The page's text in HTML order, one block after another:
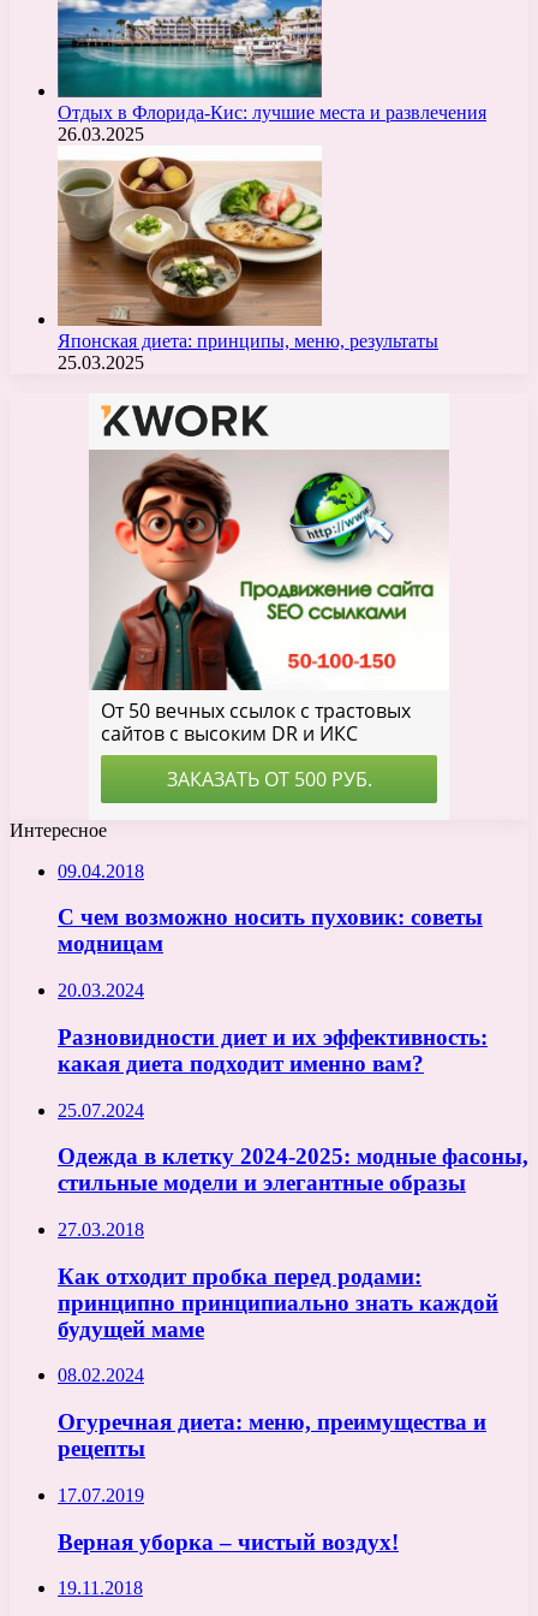
Отдых в Флорида-Кис: лучшие места и развлечения
26.03.2025
Японская диета: принципы, меню, результаты
25.03.2025
Интересное
09.04.2018
С чем возможно носить пуховик: советы
модницам
20.03.2024
Разновидности диет и их эффективность:
какая диета подходит именно вам?
25.07.2024
Одежда в клетку 2024-2025: модные фасоны,
стильные модели и элегантные образы
27.03.2018
Как отходит пробка перед родами:
принципно принципиально знать каждой
будущей маме
08.02.2024
Огуречная диета: меню, преимущества и
рецепты
17.07.2019
Верная уборка – чистый воздух!
19.11.2018